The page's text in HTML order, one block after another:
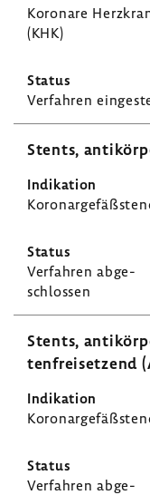
Koro­nare
(KHK)
Verfahren
Stents,
Verfahren abge­
schlossen
Stents,
ten­frei­set­zend
Verfahren abge­